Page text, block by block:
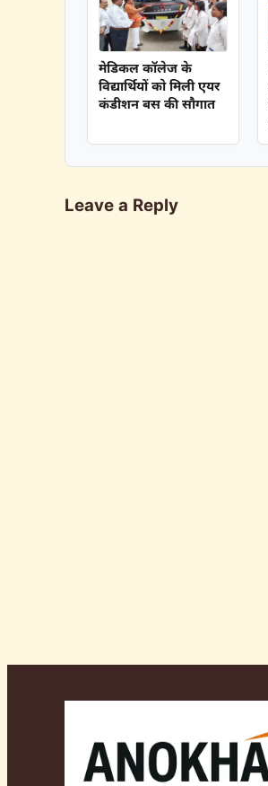
मेडिकल कॉलेज के
विद्यार्थियों को मिली एयर
कंडीशन बस की सौगात
Leave a Reply